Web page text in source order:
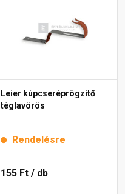
Leier kúpcseréprögzítő
téglavörös
Rendelésre
155 Ft / db